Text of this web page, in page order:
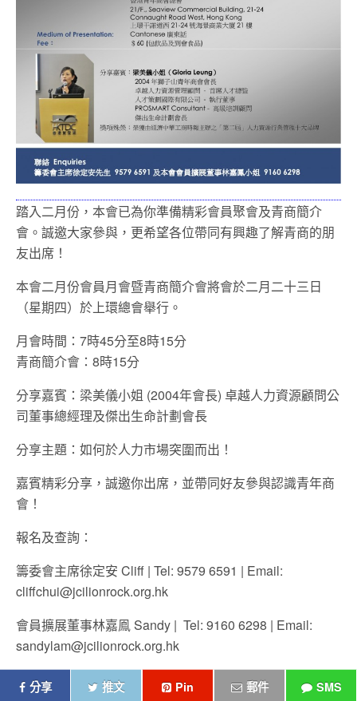
踏入二月份，本會已為你準備精彩會員聚會及青商簡介
會。誠邀大家參與，更希望各位帶同有興趣了解青商的朋
友出席！
本會二月份會員月會暨青商簡介會將會於二月二十三日
（星期四）於上環總會舉行。
月會時間：7時45分至8時15分
青商簡介會：8時15分
分享嘉賓：梁美儀小姐 (2004年會長) 卓越人力資源顧問公
司董事總經理及傑出生命計劃會長
分享主題：如何於人力市場突圍而出！
嘉賓精彩分享，誠邀你出席，並帶同好友參與認識青年商
會！
報名及查詢：
籌委會主席徐定安 Cliff | Tel: 9579 6591 | Email:
cliffchui@jcilionrock.org.hk
會員擴展董事林嘉鳯 Sandy | Tel: 9160 6298 | Email:
sandylam@jcilionrock.org.hk
分享 推文 Pin 郵件 SMS